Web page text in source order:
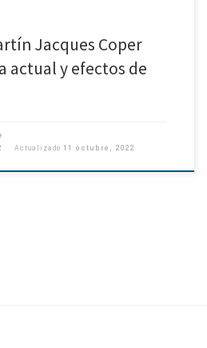
Jacques Coper
actual y efectos de
Actualizado 11 octubre, 2022